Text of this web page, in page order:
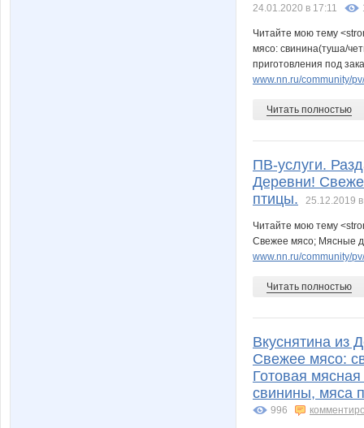
24.01.2020 в 17:11
Читайте мою тему
мясо: свинина(туша/
приготовления под
www.nn.ru/community/
Читать полностью
ПВ-услуги.
Деревни!
птицы.
25.12.2019
Читайте мою тему
Свежее мясо; Мясные
www.nn.ru/community/
Читать полностью
Вкуснятина из
Свежее мясо:
Готовая
свинины, мяса
996